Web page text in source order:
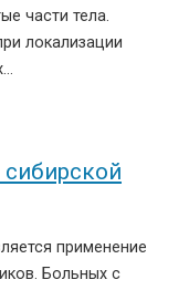
части тела.
локализации
применение
Больных с